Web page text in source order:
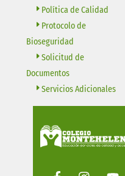
Política de Calidad
Protocolo de
Bioseguridad
Solicitud de
Documentos
Servicios Adicionales